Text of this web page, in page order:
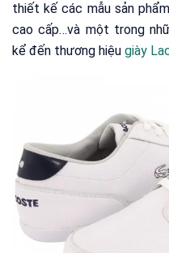
thiết kế các mẫu sản
cao cấp…và một trong
kể đến thương hiệu giày